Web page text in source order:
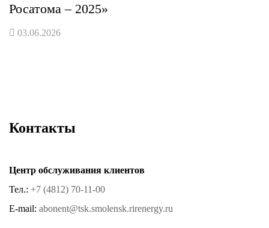
Росатома – 2025»
03.06.2026
Контакты
Центр обслуживания клиентов
Тел.: +7 (4812) 70-11-00
E-mail: abonent@tsk.smolensk.rirenergy.ru